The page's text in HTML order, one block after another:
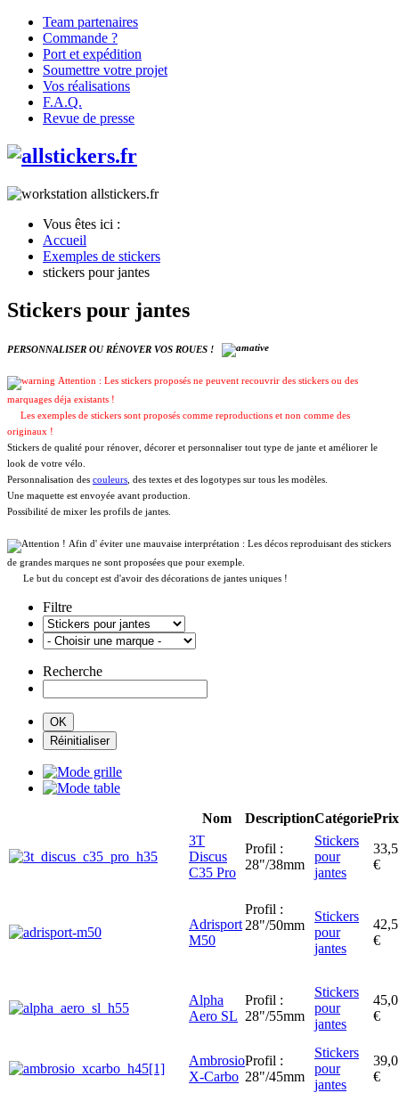
Team partenaires
Commande ?
Port et expédition
Soumettre votre projet
Vos réalisations
F.A.Q.
Revue de presse
Vous êtes ici :
Accueil
Exemples de stickers
stickers pour jantes
Stickers pour jantes
PERSONNALISER OU RÉNOVER VOS ROUES !
Attention : Les stickers proposés ne peuvent recouvrir des stickers ou des
marquages déja existants !
Les exemples de stickers sont proposés comme reproductions et non comme des
originaux !
Stickers de qualité pour rénover, décorer et personnaliser tout type de jante et améliorer le
look de votre vélo.
Personnalisation des couleurs , des textes et des logotypes sur tous les modèles.
Une maquette est envoyée avant production.
Possibilité de mixer les profils de jantes.
Afin d' éviter une mauvaise interprétation : Les décos reproduisant des stickers
de grandes marques ne sont proposées que pour exemple.
Le but du concept est d'avoir des décorations de jantes uniques !
Filtre
Recherche
Nom DescriptionCatégoriePrix
3T
Discus
C35 Pro
Profil :
28"/38mm
Stickers
pour
jantes
33,5
€
Adrisport
M50
Profil :
28"/50mm
Stickers
pour
jantes
42,5
€
Alpha
Aero SL
Profil :
28"/55mm
Stickers
pour
jantes
45,0
€
Ambrosio
X-Carbo
Profil :
28"/45mm
Stickers
pour
jantes
39,0
€